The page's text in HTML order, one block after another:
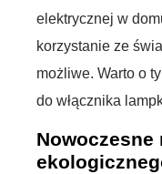
elektrycznej w
korzystanie ze
możliwe. Warto o
do włącznika
Nowoczesne